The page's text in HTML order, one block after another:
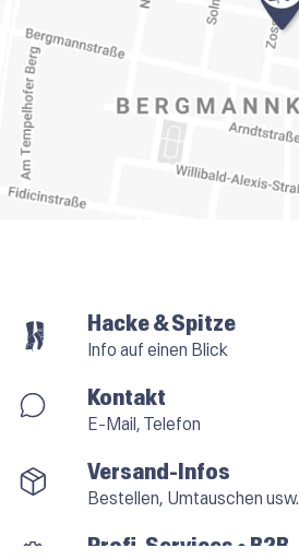
Hacke & Spitze
Info auf einen Blick
Kontakt
E-Mail, Telefon
Versand-Infos
Bestellen, Umtauschen usw.
Profi-Services • B2B